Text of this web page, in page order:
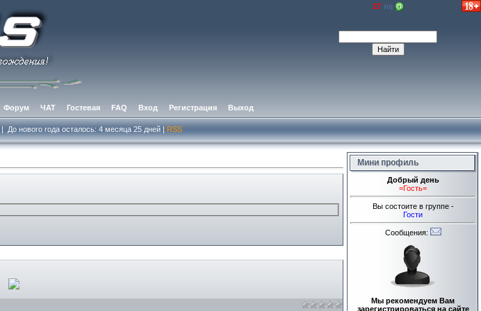
Форум ЧАТ Гостевая FAQ Вход Регистрация Выход
| До нового года осталось: 4 месяцa 25 дней | RSS
Мини профиль
Добрый день
=Гость=
Вы состоите в группе -
Гости
Сообщения:
Мы рекомендуем Вам
зарегистрироваться на сайте